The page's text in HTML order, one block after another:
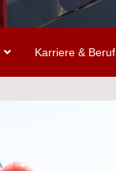
Karriere & Beruf